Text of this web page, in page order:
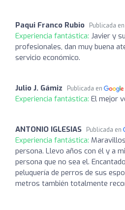
Paqui Franco Rubio Publicada en
Experiencia fantástica: Javier y
profesionales, dan muy buena
servicio económico.
Julio J. Gámiz Publicada en
Experiencia fantástica: El mejor
ANTONIO IGLESIAS Publicada en
Experiencia fantástica:
persona. Llevo años con él y a
persona que no sea el.
peluquería de perros de sus
metros también totalmente